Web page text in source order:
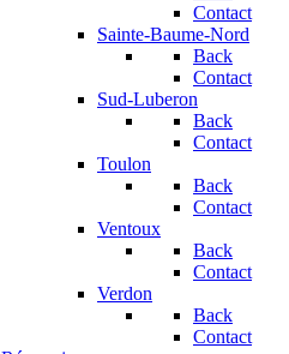
Contact
Sainte-Baume-Nord
Back
Contact
Sud-Luberon
Back
Contact
Toulon
Back
Contact
Ventoux
Back
Contact
Verdon
Back
Contact